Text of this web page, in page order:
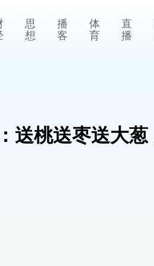
思
想
播
客
体
育
直
播
送桃送枣送大葱